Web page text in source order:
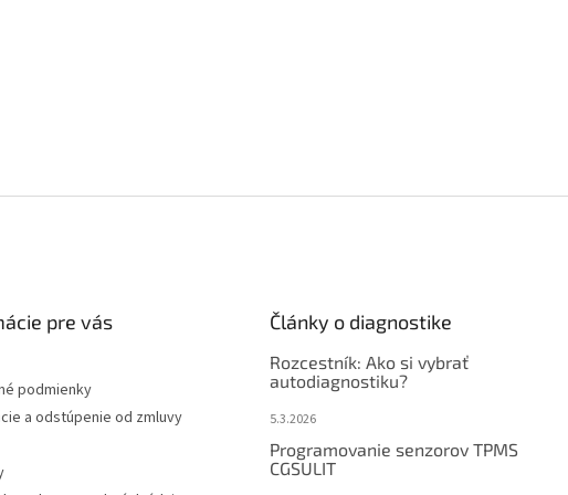
pre vás
podmienky
a odstúpenie od zmluvy
Články o diagnostike
Rozcestník: Ako si vybrať
autodiagnostiku?
5.3.2026
Programovanie senzorov TPMS
CGSULIT